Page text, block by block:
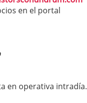
en el portal
en operativa intradía.